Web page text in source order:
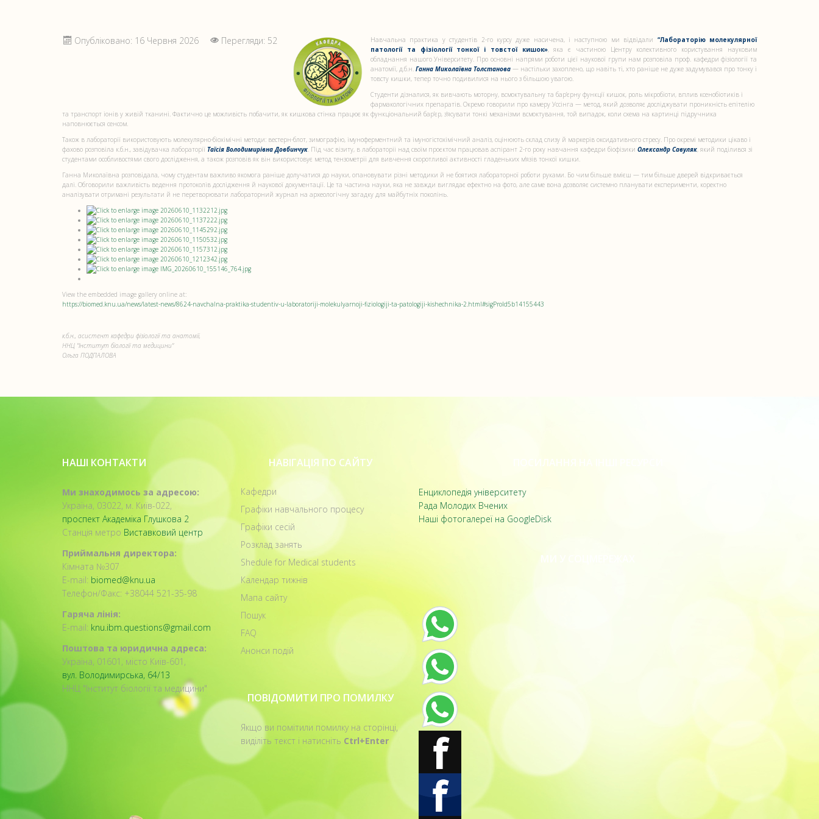
Опубліковано: 16 Червня 2026 Перегляди: 52 Навчальна практика у студентів 2-го курсу дуже насичена, і наступною ми відвідали “Лабораторію молекулярної
патології та фізіології тонкої і товстої кишок», яка є частиною Центру колективного користування науковим
обладнання нашого Університету. Про основні напрями роботи цієї наукової групи нам розповіла проф. кафедри фізіології та
анатомії, д.б.н. Ганна Миколаївна Толстанова — настільки захоплено, що навіть ті, хто раніше не дуже задумувався про тонку і
товсту кишки, тепер точно подивилися на нього з більшою увагою.
Студенти дізналися, як вивчають моторну, всмоктувальну та бар’єрну функції кишок, роль мікробіоти, вплив ксенобіотиків і
фармакологічних препаратів. Окремо говорили про камеру Уссінга — метод, який дозволяє досліджувати проникність епітелію
та транспорт іонів у живій тканині. Фактично це можливість побачити, як кишкова стінка працює як функціональний бар’єр, з'ясувати тонкі механізми всмоктування, той випадок, коли схема на картинці підручника
наповнюється сенсом.
Також в лабораторії використовують молекулярно-біохімічні методи: вестерн-блот, зимографію, імуноферментний та імуногістохімічний аналіз, оцінюють склад слизу й маркерів оксидативного стресу. Про окремі методики цікаво і
фахово розповіла к.б.н., завідувачка лабораторії Таїсія Володимирівна Довбинчук. Під час візиту, в лабораторіі над своїм проєктом працював аспірант 2-го року навчання кафедри біофізики Олександр Савуляк, який поділився зі
студентами особливостями свого дослідження, а також розповів як він використовує метод тензометріі для вивчення скоротливої активності гладеньких м'язів тонкої кишки.
Ганна Миколаївна розповідала, чому студентам важливо якомога раніше долучатися до науки, опановувати різні методики й не боятися лабораторної роботи руками. Бо чим більше вмієш — тим більше дверей відкривається
далі. Обговорили важливість ведення протоколів дослідження й наукової документації. Це та частина науки, яка не завжди виглядає ефектно на фото, але саме вона дозволяє системно планувати експерименти, коректно
аналізувати отримані результати й не перетворювати лабораторний журнал на археологічну загадку для майбутніх поколінь.
View the embedded image gallery online at:
https://biomed.knu.ua/news/latest-news/8624-navchalna-praktika-studentiv-u-laboratoriji-molekulyarnoji-fiziologiji-ta-patologiji-kishechnika-2.html#sigProId5b14155443
к.б.н., асистент кафедри фізіології та анатомії,
ННЦ "Інститут біології та медицини"
Ольга ПОДПАЛОВА
НАШІ КОНТАКТИ
Ми знаходимось за адресою:
Україна, 03022, м. Київ-022,
проспект Академіка Глушкова 2
Станція метро Виставковий центр
Приймальня директора:
Кімната №307
E-mail: biomed@knu.ua
Телефон/Факс: +38044 521-35-98
Гаряча лінія:
E-mail: knu.ibm.questions@gmail.com
Поштова та юридична адреса:
Україна, 01601, місто Київ-601,
вул. Володимирська, 64/13
ННЦ "Інститут біології та медицини"
НАВІГАЦІЯ ПО САЙТУ
Кафедри
Графіки навчального процесу
Графіки сесій
Розклад занять
Shedule for Medical students
Календар тижнів
Мапа сайту
Пошук
FAQ
Анонси подій
ПОВІДОМИТИ ПРО ПОМИЛКУ
Якщо ви помітили помилку на сторінці,
виділіть текст і натисніть Ctrl+Enter
ПОСИЛАННЯ НА ІНШІ РЕСУРСИ
Енциклопедія університету
Рада Молодих Вчених
Наші фотогалереї на GoogleDisk
МИ У СОЦМЕРЕЖАХ